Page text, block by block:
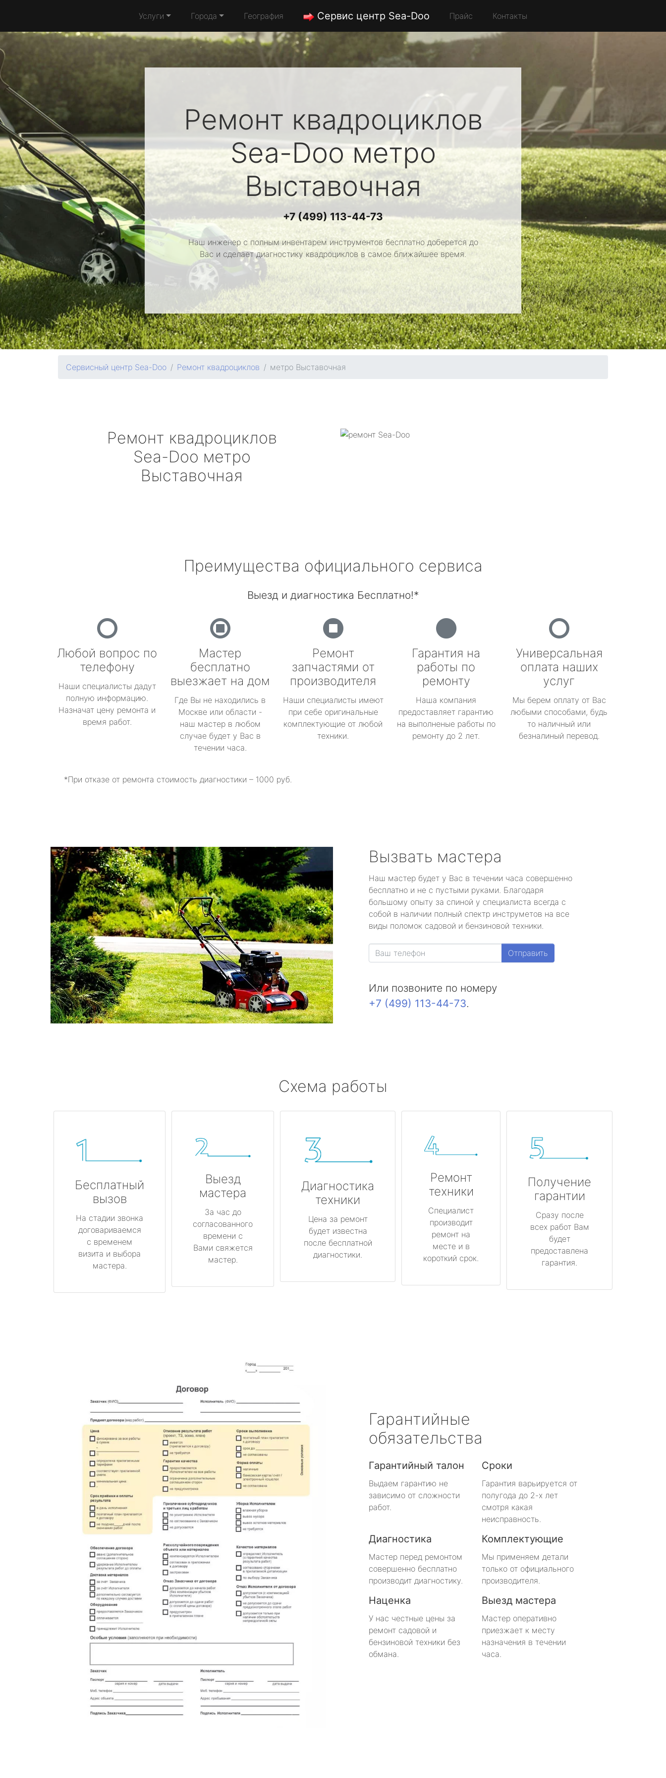
Услуги Города География Сервис центр Sea-Doo Прайс Контакты
Ремонт квадроциклов
Sea-Dooметро
Выставочная
+7 (499) 113-44-73
Наш инженер с полным инвентарем инструментов бесплатно доберется до
Вас и сделает диагностику квадроциклов в самое ближайшее время.
Сервисный центр Sea-Doo Ремонт квадроциклов метро Выставочная
Ремонт квадроциклов
Sea-Doo метро
Выставочная
Преимущества официального сервиса
Выезд и диагностика Бесплатно!*
Любой вопрос по
телефону
Наши специалисты дадут
полную информацию.
Назначат цену ремонта и
время работ.
Мастер
бесплатно
выезжает на дом
Где Вы не находились в
Москве или области -
наш мастер в любом
случае будет у Вас в
течении часа.
Ремонт
запчастями от
производителя
Наши специалисты имеют
при себе оригинальные
комплектующие от любой
техники.
Гарантия на
работы по
ремонту
Наша компания
предоставляет гарантию
на выполненые работы по
ремонту до 2 лет.
Универсальная
оплата наших
услуг
Мы берем оплату от Вас
любыми способами, будь
то наличный или
безналиный перевод.
*При отказе от ремонта стоимость диагностики – 1000 руб.
Вызвать мастера
Наш мастер будет у Вас в течении часа совершенно
бесплатно и не с пустыми руками. Благодаря
большому опыту за спиной у специалиста всегда с
собой в наличии полный спектр инструметов на все
виды поломок садовой и бензиновой техники.
Отправить
Или позвоните по номеру
+7 (499) 113-44-73.
Схема работы
Бесплатный
вызов
На стадии звонка
договариваемся
с временем
визита и выбора
мастера.
Выезд
мастера
За час до
согласованного
времени с
Вами свяжется
мастер.
Диагностика
техники
Цена за ремонт
будет известна
после бесплатной
диагностики.
Ремонт
техники
Специалист
производит
ремонт на
месте и в
короткий срок.
Получение
гарантии
Сразу после
всех работ Вам
будет
предоставлена
гарантия.
Гарантийные
обязательства
Гарантийный талон
Выдаем гарантию не
зависимо от сложности
работ.
Сроки
Гарантия варьируется от
полугода до 2-х лет
смотря какая
неисправность.
Диагностика
Мастер перед ремонтом
совершенно бесплатно
производит диагностику.
Комплектующие
Мы применяем детали
только от официального
производителя.
Наценка
У нас честные цены за
ремонт садовой и
бензиновой техники без
обмана.
Выезд мастера
Мастер оперативно
приезжает к месту
назначения в течении
часа.